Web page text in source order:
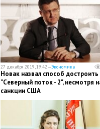
27 декабря 2019, 19:42 —Экономика
Новак назвал способ достроить
"Северный поток - 2", несмотря
санкции США